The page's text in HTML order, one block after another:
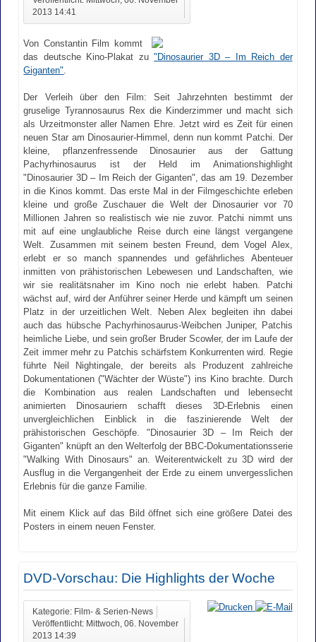
2013 14:41
Von Constantin Film kommt
das deutsche Kino-Plakat zu"Dinosaurier 3D – Im Reich der
Giganten"
Der Verleih über den Film: Seit Jahrzehnten bestimmt der
gruselige Tyrannosaurus Rex die Kinderzimmer und macht sich
als Urzeitmonster aller Namen Ehre. Jetzt wird es Zeit für einen
neuen Star am Dinosaurier-Himmel, denn nun kommt Patchi. Der
kleine, pflanzenfressende Dinosaurier aus der Gattung
Pachyrhinosaurus ist der Held im Animationshighlight
"Dinosaurier 3D – Im Reich der Giganten", das am 19. Dezember
in die Kinos kommt. Das erste Mal in der Filmgeschichte erleben
kleine und große Zuschauer die Welt der Dinosaurier vor 70
Millionen Jahren so realistisch wie nie zuvor. Patchi nimmt uns
mit auf eine unglaubliche Reise durch eine längst vergangene
Welt. Zusammen mit seinem besten Freund, dem Vogel Alex,
erlebt er so manch spannendes und gefährliches Abenteuer
inmitten von prähistorischen Lebewesen und Landschaften, wie
wir sie realitätsnaher im Kino noch nie erlebt haben. Patchi
wächst auf, wird der Anführer seiner Herde und kämpft um seinen
Platz in der urzeitlichen Welt. Neben Alex begleiten ihn dabei
auch das hübsche Pachyrhinosaurus-Weibchen Juniper, Patchis
heimliche Liebe, und sein großer Bruder Scowler, der im Laufe der
Zeit immer mehr zu Patchis schärfstem Konkurrenten wird. Regie
führte Neil Nightingale, der bereits als Produzent zahlreiche
Dokumentationen ("Wächter der Wüste") ins Kino brachte. Durch
die Kombination aus realen Landschaften und lebensecht
animierten Dinosauriern schafft dieses 3D-Erlebnis einen
unvergleichlichen Einblick in die faszinierende Welt der
prähistorischen Geschöpfe. "Dinosaurier 3D – Im Reich der
Giganten" knüpft an den Welterfolg der BBC-Dokumentationsserie
"Walking With Dinosaurs" an. Weiterentwickelt zu 3D wird der
Ausflug in die Vergangenheit der Erde zu einem unvergesslichen
Erlebnis für die ganze Familie.
Mit einem Klick auf das Bild öffnet sich eine größere Datei des
Posters in einem neuen Fenster.
DVD-Vorschau: Die Highlights der Woche
Kategorie: Film- & Serien-News
Veröffentlicht: Mittwoch, 06. November
2013 14:39